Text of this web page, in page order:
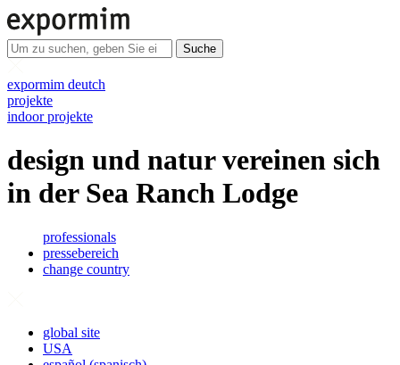
Suche
expormim deutch
projekte
indoor projekte
design und natur vereinen sich
in der Sea Ranch Lodge
professionals
pressebereich
change country
global site
USA